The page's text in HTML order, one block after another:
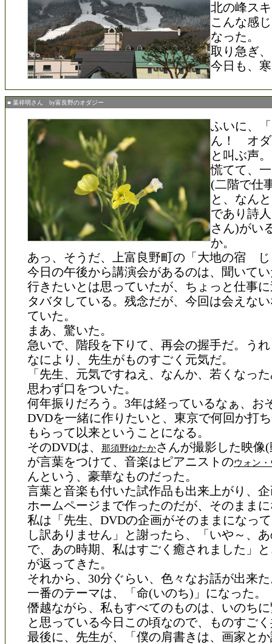
北の峰ス
こんな感
なった。
取り急ぎ
今日も、
■ 葉祥明さん by富良野のオダジー
ふいに、
ん！ オダ
と叫ぶ声。
慌てて、
(二階で仕
と、なん
であり詩
さん)がい
か。
あっ、そうだ、上富良野町の「大地の宿
今日の午後から講演会があるのは、聞いて
行きたいとは思っていたが、ちょっと仕事
タバタしている。残念だが、今回は会えな
ていた。
まあ、驚いた。
急いで、階段を下りて、再会の握手だ。う
なにより、先生がものすごく元気だ。
「先生、元気ですねえ、なんか、若くなっ
思わず口をついた。
何年振りだろう。3年は経っているなぁ、お
DVDを一緒に作りたいと、東京で何回か打
もらって以来ということになる。
そのDVDは、
那須野ゆたかさんが撮影した映像
が言葉をつけて、音楽はピアニストのウォン
んという、豪華なものだった。
言葉と音楽も付いた試作品も出来上がり、
ホームページまで作ったのだが、そのまま
私は「先生、DVDの企画がそのままになっ
し訳ありません」と謝ったら、「いや～、
で、あの時期、私はすごく癒されました」
が返ってきた。
それから、30分ぐらい、色々なお話が出来
一番のテーマは、「命(いのち)」になった。
僭越ながら、私もすべてのものは、いのち
と思っている今日この頃なので、ものすご
最後に、先生が、「僕の肩書きは、画家と